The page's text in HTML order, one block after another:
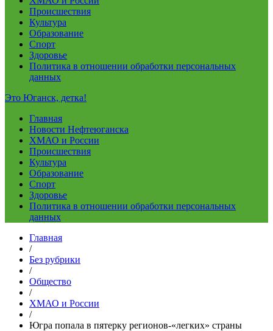
Происшествия
Культура
Образование
Спорт
Здоровье
Политика в отношении обработки персональных
данных
Это Юганск, детка!
Главная
Новости Нефтеюганска
ХМАО и России
Происшествия
Культура
Образование
Спорт
Здоровье
Политика в отношении обработки персональных
данных
Главная
/
Без рубрики
/
Общество
/
ХМАО и России
/
Югра попала в пятерку регионов-«легких» страны